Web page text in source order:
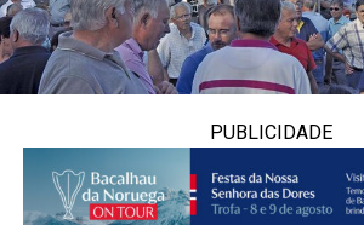
PUBLICIDADE